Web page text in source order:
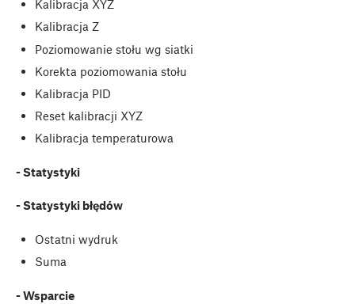
Kalibracja XYZ
Kalibracja Z
Poziomowanie stołu wg siatki
Korekta poziomowania stołu
Kalibracja PID
Reset kalibracji XYZ
Kalibracja temperaturowa
- Statystyki
- Statystyki błędów
Ostatni wydruk
Suma
- Wsparcie